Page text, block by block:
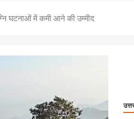
घटनाओं में कमी आने की उम्मीद